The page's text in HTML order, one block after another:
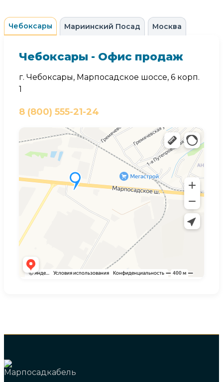
Чебоксары Мариинский Посад Москва
Чебоксары - Офис продаж
г. Чебоксары, Марпосадское шоссе, 6 корп.
1
8 (800) 555-21-24